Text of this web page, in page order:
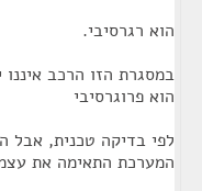
הוא רגרסיבי.
במסגרת הזו הרכב
הוא פרוגרסיבי
לפי בדיקה טכנית, אבל
המערכת התאימה את